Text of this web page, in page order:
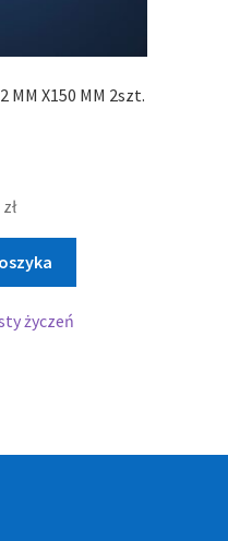
MM X150 MM 2szt.
zł
życzeń